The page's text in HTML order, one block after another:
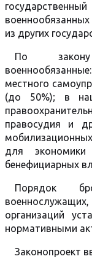
из других
По закону
местного
(до 50%); в
правосудия и
для
бенефициарных
Порядок
организаций
нормативными
Законопроект